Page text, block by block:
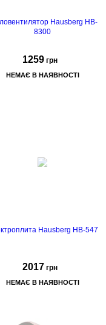
Hausberg HB-
8300
1259 грн
НЕМАЄ В НАЯВНОСТІ
Hausberg HB-547
2017 грн
НЕМАЄ В НАЯВНОСТІ